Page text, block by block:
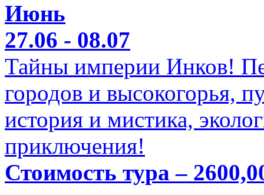
Июнь
27.06 - 08.07
Тайны империи Инков!
городов и высокогорья,
история и мистика,
приключения!
Стоимость тура –